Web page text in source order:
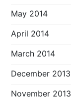
May 2014
April 2014
March 2014
December 2013
November 2013